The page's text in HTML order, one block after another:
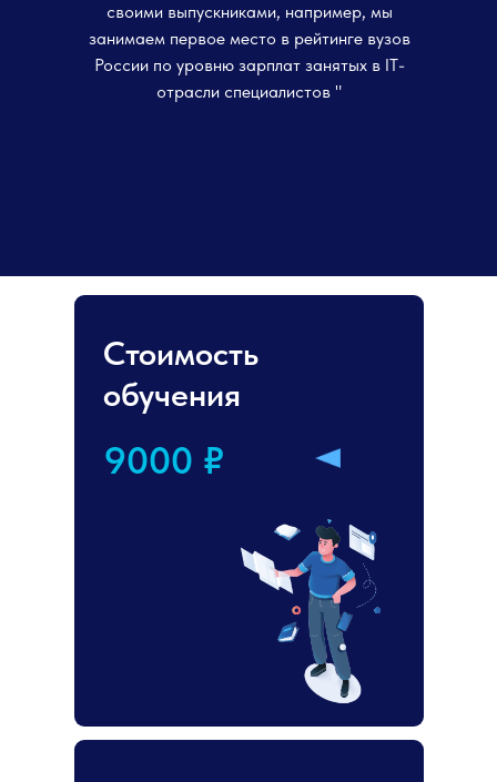
своими выпускниками, например, мы
занимаем первое место в рейтинге вузов
России по уровню зарплат занятых в IT-
отрасли специалистов "
Стоимость
обучения
9000 ₽
применяются
Эта анкета
согласования
быстрее.
Или вы можете приложить карточку вашей
организации
+7
Add files
Наш менеджер свяжется с вами для